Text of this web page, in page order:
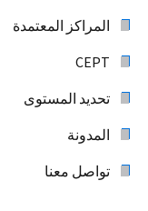
المراكز المعتمدة
CEPT
تحديد المستوى
المدونة
تواصل معنا